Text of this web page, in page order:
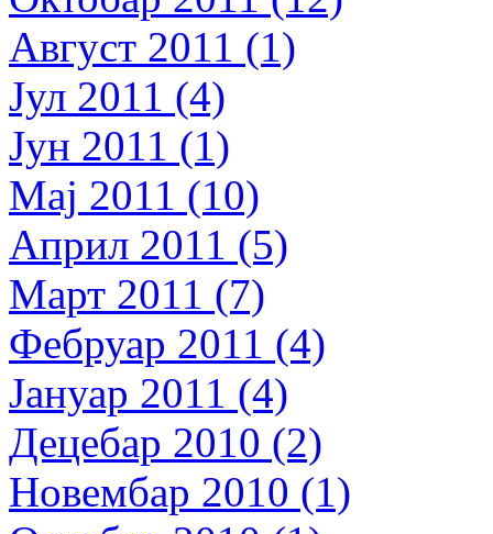
Август 2011 (1)
Јул 2011 (4)
Јун 2011 (1)
Мај 2011 (10)
Април 2011 (5)
Март 2011 (7)
Фебруар 2011 (4)
Јануар 2011 (4)
Децебар 2010 (2)
Новембар 2010 (1)